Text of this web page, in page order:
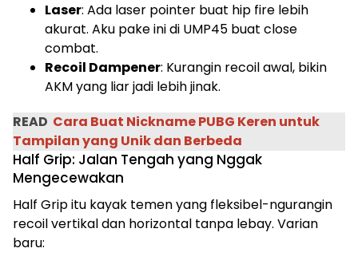
Laser: Ada laser pointer buat hip fire lebih
akurat. Aku pake ini di UMP45 buat close
combat.
Recoil Dampener: Kurangin recoil awal, bikin
AKM yang liar jadi lebih jinak.
READ Cara Buat Nickname PUBG Keren untuk
Tampilan yang Unik dan Berbeda
Half Grip: Jalan Tengah yang Nggak
Mengecewakan
Half Grip itu kayak temen yang fleksibel-ngurangin
recoil vertikal dan horizontal tanpa lebay. Varian
baru: